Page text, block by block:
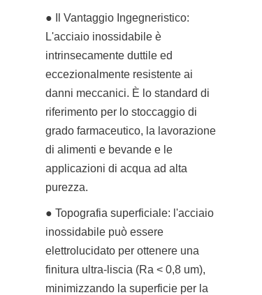
● Il Vantaggio Ingegneristico:
L'acciaio inossidabile è
intrinsecamente duttile ed
eccezionalmente resistente ai
danni meccanici. È lo standard di
riferimento per lo stoccaggio di
grado farmaceutico, la lavorazione
di alimenti e bevande e le
applicazioni di acqua ad alta
purezza.
● Topografia superficiale: l'acciaio
inossidabile può essere
elettrolucidato per ottenere una
finitura ultra-liscia (Ra < 0,8 um),
minimizzando la superficie per la